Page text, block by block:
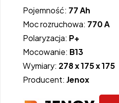
Pojemność: 77 Ah
Moc rozruchowa: 770 A
Polaryzacja: P+
Mocowanie: B13
Wymiary: 278 x 175 x 175
Producent: Jenox